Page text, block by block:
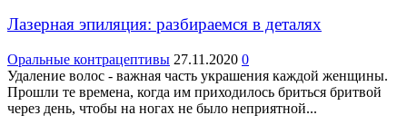
Лазерная эпиляция: разбираемся в деталях
Оральные контрацептивы 27.11.2020 0
Удаление волос - важная часть украшения каждой женщины.
Прошли те времена, когда им приходилось бриться бритвой
через день, чтобы на ногах не было неприятной...